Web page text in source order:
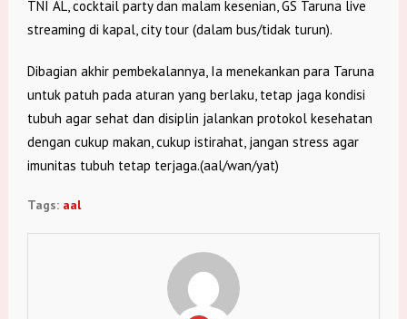
TNI AL, cocktail party dan malam kesenian, GS Taruna live
streaming di kapal, city tour (dalam bus/tidak turun).
Dibagian akhir pembekalannya, Ia menekankan para Taruna
untuk patuh pada aturan yang berlaku, tetap jaga kondisi
tubuh agar sehat dan disiplin jalankan protokol kesehatan
dengan cukup makan, cukup istirahat, jangan stress agar
imunitas tubuh tetap terjaga.(aal/wan/yat)
Tags: aal